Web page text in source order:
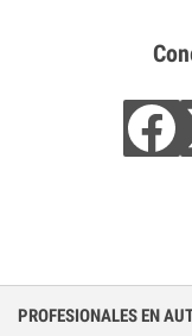
PROFESIONALES EN